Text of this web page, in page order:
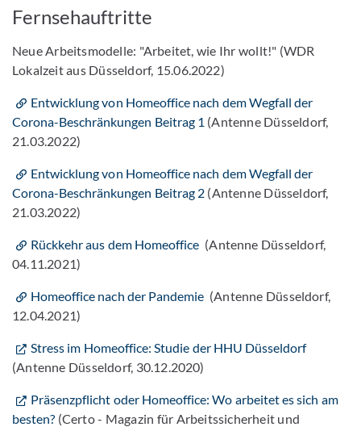
Fernsehauftritte
Neue Arbeitsmodelle: "Arbeitet, wie Ihr wollt!" (WDR
Lokalzeit aus Düsseldorf, 15.06.2022)
Entwicklung von Homeoffice nach dem Wegfall der
Corona-Beschränkungen Beitrag 1 (Antenne Düsseldorf,
21.03.2022)
Entwicklung von Homeoffice nach dem Wegfall der
Corona-Beschränkungen Beitrag 2 (Antenne Düsseldorf,
21.03.2022)
Rückkehr aus dem Homeoffice (Antenne Düsseldorf,
04.11.2021)
Homeoffice nach der Pandemie (Antenne Düsseldorf,
12.04.2021)
Stress im Homeoffice: Studie der HHU Düsseldorf
(Antenne Düsseldorf, 30.12.2020)
Präsenzpflicht oder Homeoffice: Wo arbeitet es sich am
besten? (Certo - Magazin für Arbeitssicherheit und